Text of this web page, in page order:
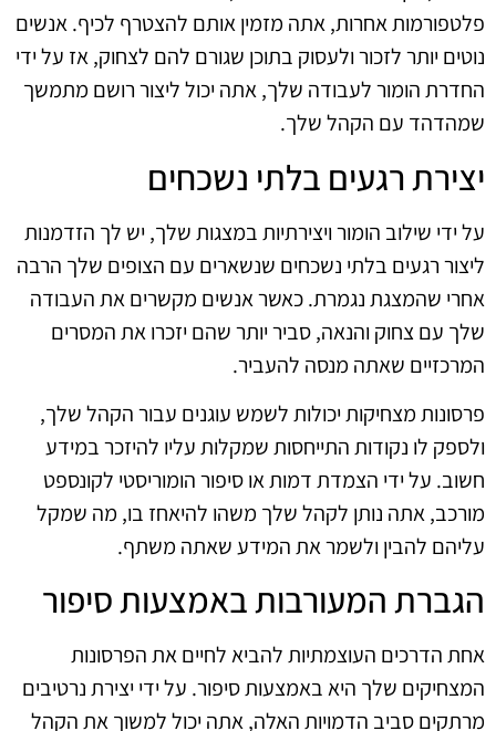
פלטפורמות אחרות, אתה מזמין אותם להצטרף לכיף. אנשים
נוטים יותר לזכור ולעסוק בתוכן שגורם להם לצחוק, אז על ידי
החדרת הומור לעבודה שלך, אתה יכול ליצור רושם מתמשך
שמהדהד עם הקהל שלך.
יצירת רגעים בלתי נשכחים
על ידי שילוב הומור ויצירתיות במצגות שלך, יש לך הזדמנות
ליצור רגעים בלתי נשכחים שנשארים עם הצופים שלך הרבה
אחרי שהמצגת נגמרת. כאשר אנשים מקשרים את העבודה
שלך עם צחוק והנאה, סביר יותר שהם יזכרו את המסרים
המרכזיים שאתה מנסה להעביר.
פרסונות מצחיקות יכולות לשמש עוגנים עבור הקהל שלך,
ולספק לו נקודות התייחסות שמקלות עליו להיזכר במידע
חשוב. על ידי הצמדת דמות או סיפור הומוריסטי לקונספט
מורכב, אתה נותן לקהל שלך משהו להיאחז בו, מה שמקל
עליהם להבין ולשמר את המידע שאתה משתף.
הגברת המעורבות באמצעות סיפור
אחת הדרכים העוצמתיות להביא לחיים את הפרסונות
המצחיקים שלך היא באמצעות סיפור. על ידי יצירת נרטיבים
מרתקים סביב הדמויות האלה, אתה יכול למשוך את הקהל